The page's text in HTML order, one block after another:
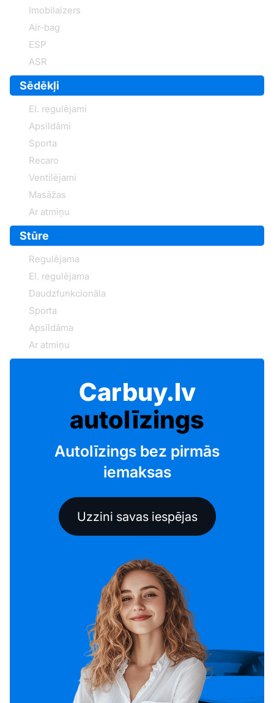
Imobilaizers
Air-bag
ESP
ASR
Sēdēkļi
El. regulējami
Apsildāmi
Sporta
Recaro
Ventilējami
Masāžas
Ar atmiņu
Stūre
Regulējama
El. regulējama
Daudzfunkcionāla
Sporta
Apsildāma
Ar atmiņu
Carbuy.lv
autolīzings
Autolīzings bez pirmās
iemaksas
Uzzini savas iespējas